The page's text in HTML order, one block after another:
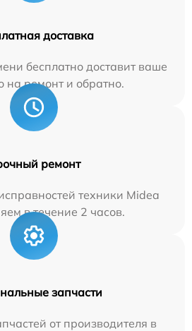
доставка
бесплатно доставит ваше
на ремонт и обратно.
ремонт
техники Midea
в течение 2 часов.
запчасти
от производителя в